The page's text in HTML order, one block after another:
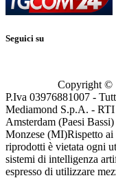
Seguici su
Copyright ©
P.Iva 03976881007 -
Mediamond S.p.A. -
Amsterdam (Paesi
Monzese (MI)Rispetto ai
riprodotti è vietata ogni
sistemi di intelligenza
espresso di utilizzare